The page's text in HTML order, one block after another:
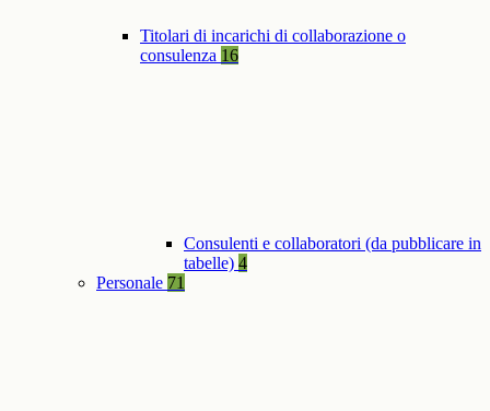
Titolari di incarichi di collaborazione o
consulenza 16
Consulenti e collaboratori (da pubblicare in
tabelle) 4
Personale 71